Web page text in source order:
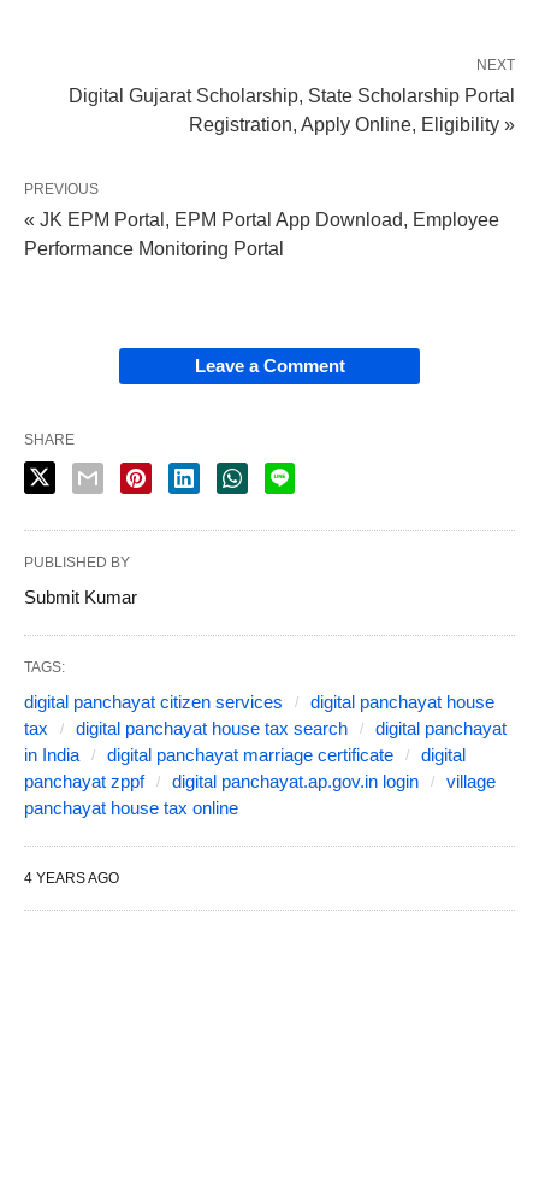
NEXT
Digital Gujarat Scholarship, State Scholarship Portal
Registration, Apply Online, Eligibility »
PREVIOUS
« JK EPM Portal, EPM Portal App Download, Employee
Performance Monitoring Portal
Leave a Comment
SHARE
PUBLISHED BY
Submit Kumar
TAGS:
digital panchayat citizen services
digital panchayat house
tax
digital panchayat house tax search
digital panchayat
in India
digital panchayat marriage certificate
digital
panchayat zppf
digital panchayat.ap.gov.in login
village
panchayat house tax online
4 YEARS AGO